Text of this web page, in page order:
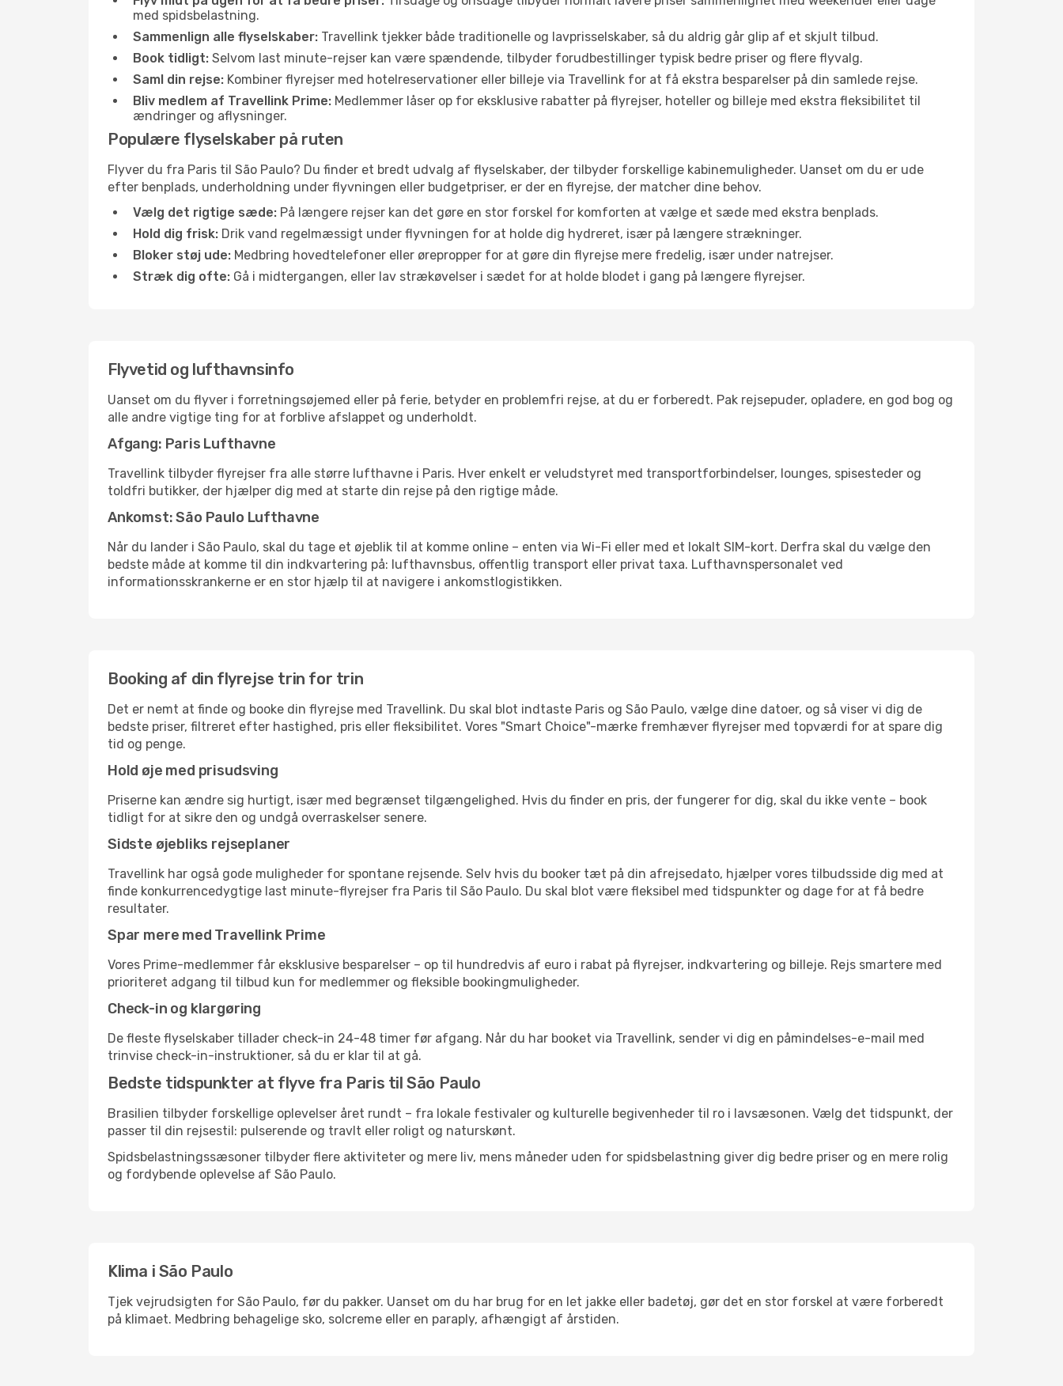
med spidsbelastning.
Sammenlign alle flyselskaber: Travellink tjekker både traditionelle og lavprisselskaber, så du aldrig går glip af et skjult tilbud.
Book tidligt: Selvom last minute-rejser kan være spændende, tilbyder forudbestillinger typisk bedre priser og flere flyvalg.
Saml din rejse: Kombiner flyrejser med hotelreservationer eller billeje via Travellink for at få ekstra besparelser på din samlede rejse.
Bliv medlem af Travellink Prime: Medlemmer låser op for eksklusive rabatter på flyrejser, hoteller og billeje med ekstra fleksibilitet til
ændringer og aflysninger.
Populære flyselskaber på ruten
Flyver du fra Paris til São Paulo? Du finder et bredt udvalg af flyselskaber, der tilbyder forskellige kabinemuligheder. Uanset om du er ude
efter benplads, underholdning under flyvningen eller budgetpriser, er der en flyrejse, der matcher dine behov.
Vælg det rigtige sæde: På længere rejser kan det gøre en stor forskel for komforten at vælge et sæde med ekstra benplads.
Hold dig frisk: Drik vand regelmæssigt under flyvningen for at holde dig hydreret, især på længere strækninger.
Bloker støj ude: Medbring hovedtelefoner eller ørepropper for at gøre din flyrejse mere fredelig, især under natrejser.
Stræk dig ofte: Gå i midtergangen, eller lav strækøvelser i sædet for at holde blodet i gang på længere flyrejser.
Flyvetid og lufthavnsinfo
Uanset om du flyver i forretningsøjemed eller på ferie, betyder en problemfri rejse, at du er forberedt. Pak rejsepuder, opladere, en god bog og
alle andre vigtige ting for at forblive afslappet og underholdt.
Afgang: Paris Lufthavne
Travellink tilbyder flyrejser fra alle større lufthavne i Paris. Hver enkelt er veludstyret med transportforbindelser, lounges, spisesteder og
toldfri butikker, der hjælper dig med at starte din rejse på den rigtige måde.
Ankomst: São Paulo Lufthavne
Når du lander i São Paulo, skal du tage et øjeblik til at komme online – enten via Wi-Fi eller med et lokalt SIM-kort. Derfra skal du vælge den
bedste måde at komme til din indkvartering på: lufthavnsbus, offentlig transport eller privat taxa. Lufthavnspersonalet ved
informationsskrankerne er en stor hjælp til at navigere i ankomstlogistikken.
Booking af din flyrejse trin for trin
Det er nemt at finde og booke din flyrejse med Travellink. Du skal blot indtaste Paris og São Paulo, vælge dine datoer, og så viser vi dig de
bedste priser, filtreret efter hastighed, pris eller fleksibilitet. Vores "Smart Choice"-mærke fremhæver flyrejser med topværdi for at spare dig
tid og penge.
Hold øje med prisudsving
Priserne kan ændre sig hurtigt, især med begrænset tilgængelighed. Hvis du finder en pris, der fungerer for dig, skal du ikke vente – book
tidligt for at sikre den og undgå overraskelser senere.
Sidste øjebliks rejseplaner
Travellink har også gode muligheder for spontane rejsende. Selv hvis du booker tæt på din afrejsedato, hjælper vores tilbudsside dig med at
finde konkurrencedygtige last minute-flyrejser fra Paris til São Paulo. Du skal blot være fleksibel med tidspunkter og dage for at få bedre
resultater.
Spar mere med Travellink Prime
Vores Prime-medlemmer får eksklusive besparelser – op til hundredvis af euro i rabat på flyrejser, indkvartering og billeje. Rejs smartere med
prioriteret adgang til tilbud kun for medlemmer og fleksible bookingmuligheder.
Check-in og klargøring
De fleste flyselskaber tillader check-in 24-48 timer før afgang. Når du har booket via Travellink, sender vi dig en påmindelses-e-mail med
trinvise check-in-instruktioner, så du er klar til at gå.
Bedste tidspunkter at flyve fra Paris til São Paulo
Brasilien tilbyder forskellige oplevelser året rundt – fra lokale festivaler og kulturelle begivenheder til ro i lavsæsonen. Vælg det tidspunkt, der
passer til din rejsestil: pulserende og travlt eller roligt og naturskønt.
Spidsbelastningssæsoner tilbyder flere aktiviteter og mere liv, mens måneder uden for spidsbelastning giver dig bedre priser og en mere rolig
og fordybende oplevelse af São Paulo.
Klima i São Paulo
Tjek vejrudsigten for São Paulo, før du pakker. Uanset om du har brug for en let jakke eller badetøj, gør det en stor forskel at være forberedt
på klimaet. Medbring behagelige sko, solcreme eller en paraply, afhængigt af årstiden.